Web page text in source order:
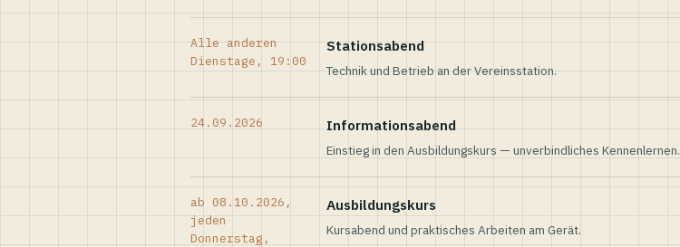
Alle anderen
Dienstage, 19:00
Stationsabend
Technik und Betrieb an der Vereinsstation.
24.09.2026 Informationsabend
Einstieg in den Ausbildungskurs — unverbindliches Kennenlernen.
ab 08.10.2026,
jeden
Donnerstag,
Ausbildungskurs
Kursabend und praktisches Arbeiten am Gerät.